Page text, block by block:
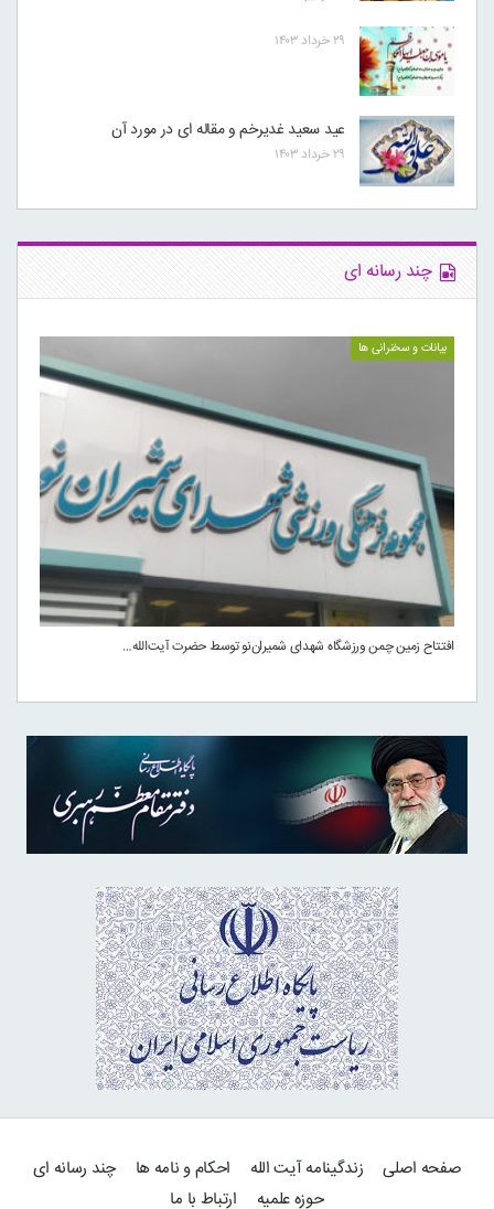
۲۹ خرداد ۱۴۰۳
عید سعید غدیرخم و مقاله ای در مورد آن
۲۹ خرداد ۱۴۰۳
چند رسانه ای
بیانات و سخنرانی ها
افتتاح زمین چمن ورزشگاه شهدای شمیران‌نو توسط حضرت آیت‌الله…
صفحه اصلی زندگینامه آیت الله احکام و نامه ها
چند رسانه ای
حوزه علمیه
ارتباط با ما